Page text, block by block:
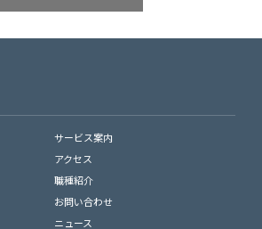
サービス案内
アクセス
職種紹介
お問い合わせ
ニュース